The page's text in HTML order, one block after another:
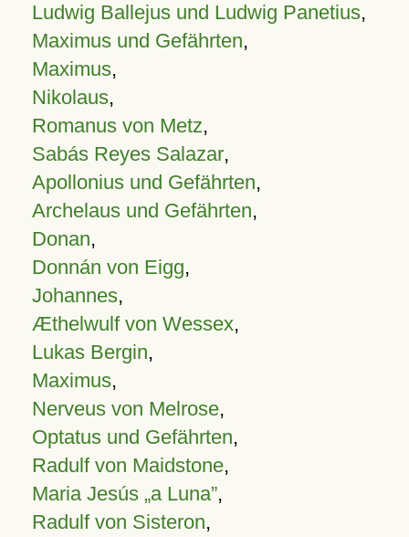
Ludwig Ballejus und Ludwig Panetius,
Maximus und Gefährten,
Maximus,
Nikolaus,
Romanus von Metz,
Sabás Reyes Salazar,
Apollonius und Gefährten,
Archelaus und Gefährten,
Donan,
Donnán von Eigg,
Johannes,
Æthelwulf von Wessex,
Lukas Bergin,
Maximus,
Nerveus von Melrose,
Optatus und Gefährten,
Radulf von Maidstone,
Maria Jesús „a Luna”,
Radulf von Sisteron,